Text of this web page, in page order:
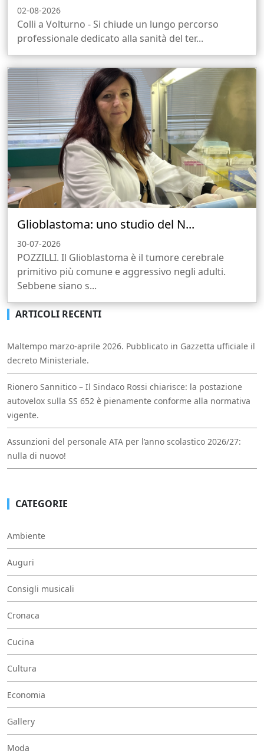
02-08-2026
Colli a Volturno - Si chiude un lungo percorso
professionale dedicato alla sanità del ter...
Glioblastoma: uno studio del N...
30-07-2026
POZZILLI. Il Glioblastoma è il tumore cerebrale
primitivo più comune e aggressivo negli adulti.
Sebbene siano s...
ARTICOLI RECENTI
Maltempo marzo-aprile 2026. Pubblicato in Gazzetta ufficiale il
decreto Ministeriale.
Rionero Sannitico – Il Sindaco Rossi chiarisce: la postazione
autovelox sulla SS 652 è pienamente conforme alla normativa
vigente.
Assunzioni del personale ATA per l’anno scolastico 2026/27:
nulla di nuovo!
CATEGORIE
Ambiente
Auguri
Consigli musicali
Cronaca
Cucina
Cultura
Economia
Gallery
Moda